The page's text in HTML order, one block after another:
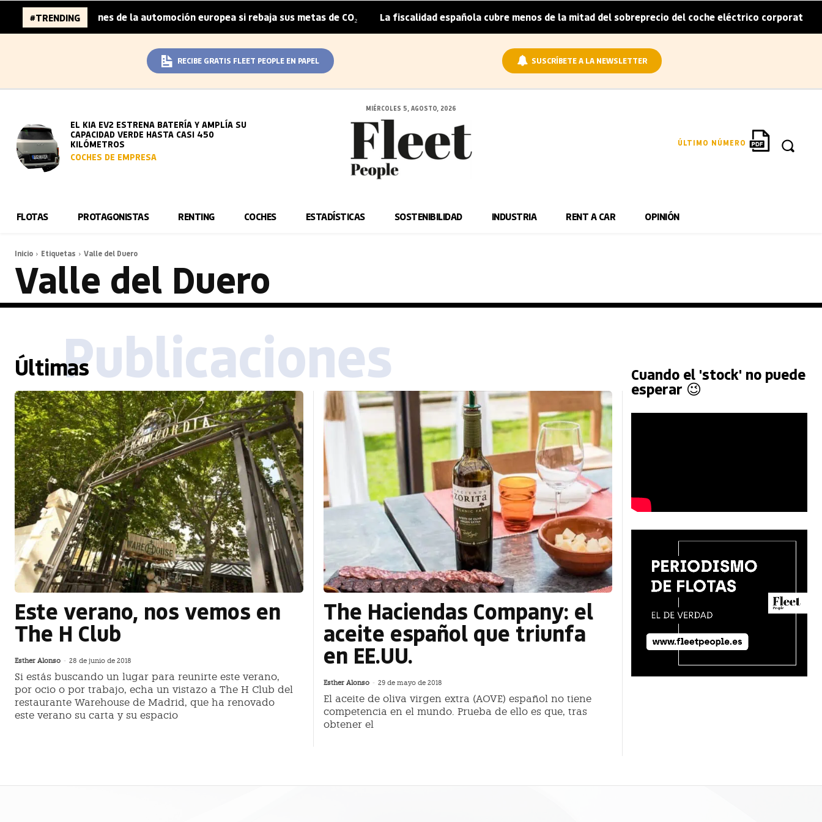
#TRENDING
96.000 millones de la automoción europea si rebaja sus metas de CO₂ | La fiscalidad española cubre menos de la mitad del sobreprecio del coche eléctrico corporativo
RECIBE GRATIS FLEET PEOPLE EN PAPEL SUSCRÍBETE A LA NEWSLETTER
EL KIA EV2 ESTRENA BATERÍA Y AMPLÍA SU
CAPACIDAD VERDE HASTA CASI 450
KILÓMETROS
COCHES DE EMPRESA
MIÉRCOLES 5, AGOSTO, 2026
ÚLTIMO NÚMERO
FLOTAS PROTAGONISTAS RENTING COCHES ESTADÍSTICAS SOSTENIBILIDAD INDUSTRIA RENT A CAR OPINIÓN
Inicio Etiquetas Valle del Duero
Valle del Duero
ÚltimasPublicaciones
Este verano, nos vemos en
The H Club
Esther Alonso - 28 de junio de 2018
Si estás buscando un lugar para reunirte este verano,
por ocio o por trabajo, echa un vistazo a The H Club del
restaurante Warehouse de Madrid, que ha renovado
este verano su carta y su espacio
The Haciendas Company: el
aceite español que triunfa
en EE.UU.
Esther Alonso - 29 de mayo de 2018
El aceite de oliva virgen extra (AOVE) español no tiene
competencia en el mundo. Prueba de ello es que, tras
obtener el
Cuando el 'stock' no puede
esperar 😉